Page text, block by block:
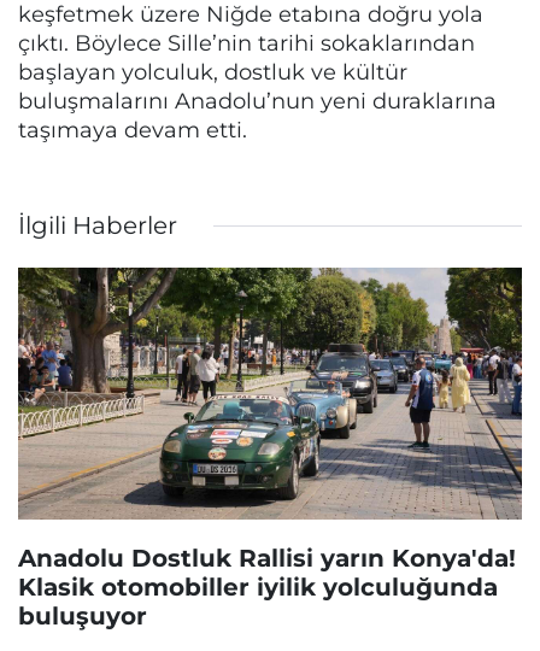
keşfetmek üzere Niğde etabına doğru yola
çıktı. Böylece Sille’nin tarihi sokaklarından
başlayan yolculuk, dostluk ve kültür
buluşmalarını Anadolu’nun yeni duraklarına
taşımaya devam etti.
İlgili Haberler
Anadolu Dostluk Rallisi yarın Konya'da!
Klasik otomobiller iyilik yolculuğunda
buluşuyor